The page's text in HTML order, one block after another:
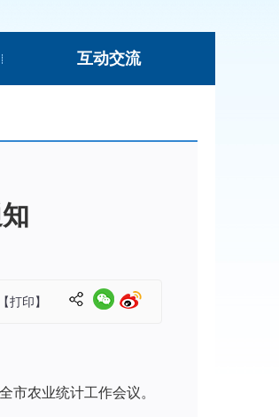
互动交流
【打印】
市农业统计工作会议。